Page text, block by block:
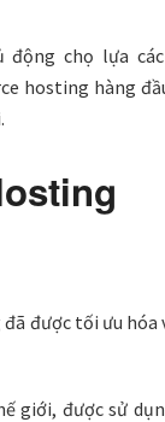
chọ lựa
hosting hàng
được tối ưu hóa
giới, được sử